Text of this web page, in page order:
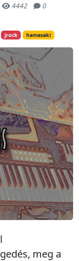
4442
0
jrock hamasaki
meg a